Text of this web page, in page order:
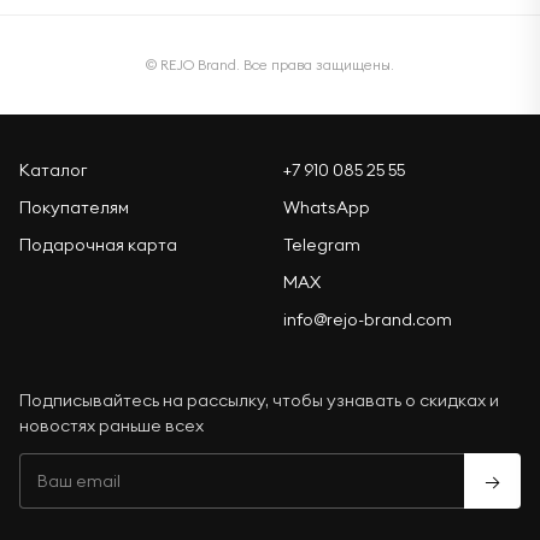
© REJO Brand. Все права защищены.
Каталог
Покупателям
Подарочная карта
+7 910 085 25 55
WhatsApp
Telegram
MAX
info@rejo-brand.com
Подписывайтесь на рассылку, чтобы узнавать о скидках и
новостях раньше всех
→